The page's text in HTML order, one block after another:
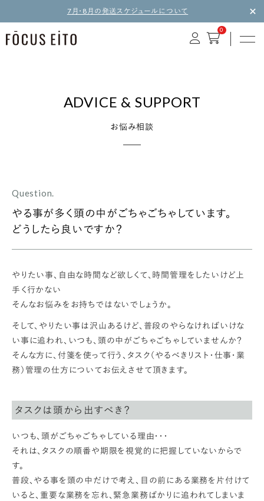
7月・8月の発送スケジュールについて
0
ADVICE & SUPPORT
お悩み相談
Question.
やる事が多く頭の中がごちゃごちゃしています。
どうしたら良いですか？
やりたい事、自由な時間など欲しくて、時間管理をしたいけど上
手く行かない
そんなお悩みをお持ちではないでしょうか。
そして、やりたい事は沢山あるけど、普段のやらなければいけな
い事に追われ、いつも、頭の中がごちゃごちゃしていませんか？
そんな方に、付箋を使って行う、タスク（やるべきリスト・仕事・業
務）管理の仕方についてお伝えさせて頂きます。
タスクは頭から出すべき？
いつも、頭がごちゃごちゃしている理由・・・
それは、タスクの順番や期限を視覚的に把握していないからで
す。
普段、やる事を頭の中だけで考え、目の前にある業務を片付けて
いると、重要な業務を忘れ、緊急業務ばかりに追われてしまいま